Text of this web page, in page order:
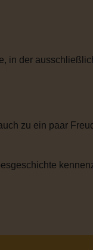
in der
zu ein paar